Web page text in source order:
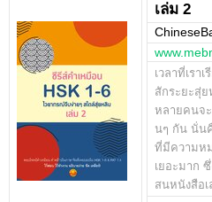
เล่ม 2
เวลาที่เรา
สักระยะสุ่ย
หลายคนจ
นๆ กัน นั่น
ที่มีความห
เยอะมาก
สนหนังสือ